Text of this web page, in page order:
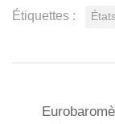
Étiquettes :